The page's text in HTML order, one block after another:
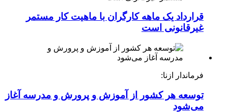
قرارداد یک ماهه کارگران با ماهیت کار مستمر
غیرقانونی است
فرماندار ازنا:
توسعه هر کشور از آموزش و پرورش و مدرسه آغاز
می‌شود